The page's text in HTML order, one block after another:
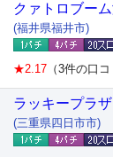
クァトロブー
(福井県福井市)
★2.17 （3件の口
ラッキープラ
(三重県四日市市)